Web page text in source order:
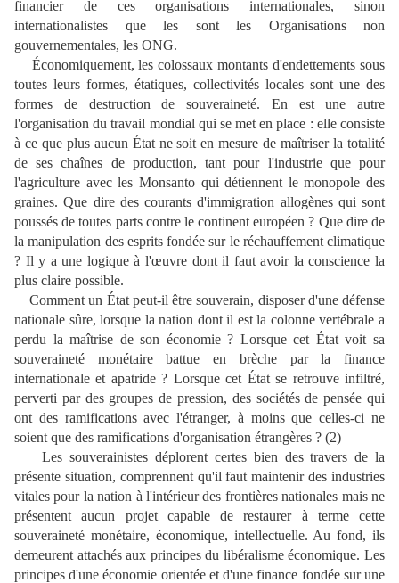
financier de ces organisations internationales, sinon
internationalistes que les sont les Organisations non
gouvernementales, les ONG.
Économiquement, les colossaux montants d'endettements sous
toutes leurs formes, étatiques, collectivités locales sont une des
formes de destruction de souveraineté. En est une autre
l'organisation du travail mondial qui se met en place : elle consiste
à ce que plus aucun État ne soit en mesure de maîtriser la totalité
de ses chaînes de production, tant pour l'industrie que pour
l'agriculture avec les Monsanto qui détiennent le monopole des
graines. Que dire des courants d'immigration allogènes qui sont
poussés de toutes parts contre le continent européen ? Que dire de
la manipulation des esprits fondée sur le réchauffement climatique
? Il y a une logique à l'œuvre dont il faut avoir la conscience la
plus claire possible.
Comment un État peut-il être souverain, disposer d'une défense
nationale sûre, lorsque la nation dont il est la colonne vertébrale a
perdu la maîtrise de son économie ? Lorsque cet État voit sa
souveraineté monétaire battue en brèche par la finance
internationale et apatride ? Lorsque cet État se retrouve infiltré,
perverti par des groupes de pression, des sociétés de pensée qui
ont des ramifications avec l'étranger, à moins que celles-ci ne
soient que des ramifications d'organisation étrangères ? (2)
Les souverainistes déplorent certes bien des travers de la
présente situation, comprennent qu'il faut maintenir des industries
vitales pour la nation à l'intérieur des frontières nationales mais ne
présentent aucun projet capable de restaurer à terme cette
souveraineté monétaire, économique, intellectuelle. Au fond, ils
demeurent attachés aux principes du libéralisme économique. Les
principes d'une économie orientée et d'une finance fondée sur une